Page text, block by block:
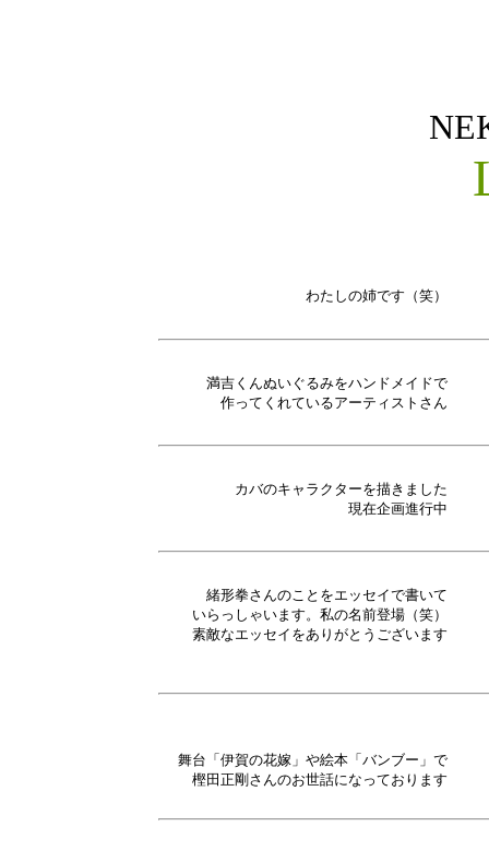
わたしの姉です（笑）
満吉くんぬいぐるみをハンドメイドで
作ってくれているアーティストさん
カバのキャラクターを描きました
現在企画進行中
緒形拳さんのことをエッセイで書いて
いらっしゃいます。私の名前登場（笑）
素敵なエッセイをありがとうございます
舞台「伊賀の花嫁」や絵本「バンブー」で
樫田正剛さんのお世話になっております